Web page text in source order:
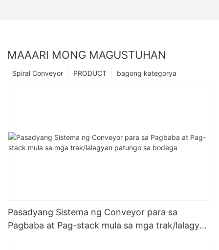
MAAARI MONG MAGUSTUHAN
bagong kategorya
PRODUCT
Spiral Conveyor
Pasadyang Sistema ng Conveyor para sa
Pagbaba at Pag-stack mula sa mga trak/lalagyan
patungo sa bodega